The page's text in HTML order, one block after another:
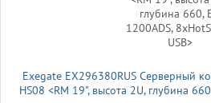
Exegate EX296380RUS Серверный
HS08 <RM 19", высота 2U, глубина